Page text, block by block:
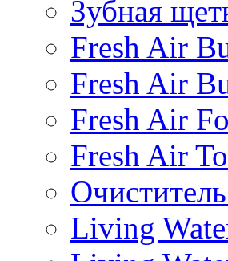
Зубная
Fresh Air
Fresh Air
Fresh Air
Fresh Air
Living